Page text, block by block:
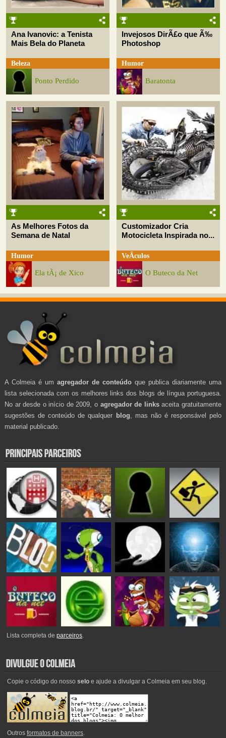
Ana Ivanovic: a Tenista
Mais Bela do Planeta
Beleza
Ponto Perdido
Invejosos DirÃ£o que Ã‰
Photoshop
Humor
Baratonta
As Melhores Fotos da
Semana de Natal
Humor
Ela tÃ¡ de Xico
Customizador Cria
Motocicleta Inspirada no...
VeÃ­culos
O Buteco da Net
A Colmeia é um agregador de conteúdo que publica diariamente uma
lista selecionada com os melhores links dos blogs de língua portuguesa.
No ar desde o início de 2009, o agregador de linksaceita gratuitamente
sugestões de conteúdo de qualquer blog , mas não é responsável pelo
material publicado.
Lista completa deparceiros.
Copie o código do nosso seloe ajude a divulgar a Colmeia em seu blog.
Outros formatos de banners.